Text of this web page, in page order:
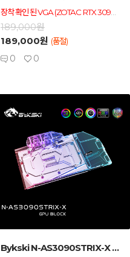
189,000원
189,000원 (품절)
0 0
Bykski N-AS3090STRIX-X (ASUS...